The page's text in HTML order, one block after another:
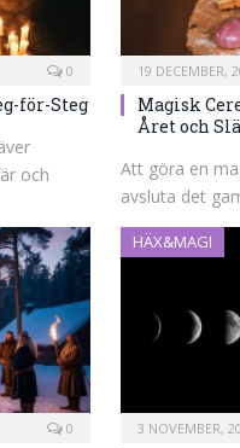
0
för-Steg
och
19 DECEMBER,
Magisk
Året och
Att göra en
avsluta det
0
HÄX&MAGI
3 NOVEMBER,